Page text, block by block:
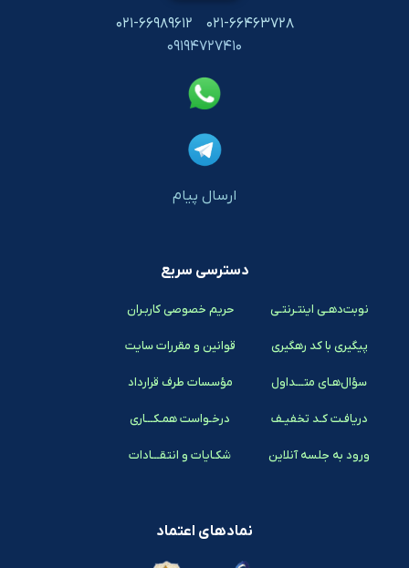
۰۲۱-۶۶۴۶۳۷۲۸
۰۲۱-۶۶۹۸۹۶۱۲
۰۹۱۹۴۷۲۷۴۱۰
ارسال پیام
دسترسی سریع
نوبت‌دهـی اینتـرنتـی
پیگیری با کد رهگیری
سؤال‌هـای متـــداول
دریافـت کـد تخفیـف
ورود به جلسه آنلاین
حریم خصوصی کاربـران
قوانین و مقررات سایت
مؤسسات طرف قرارداد
درخـواست همـکـــاری
شکـایات و انتقـــادات
نمادهای اعتماد